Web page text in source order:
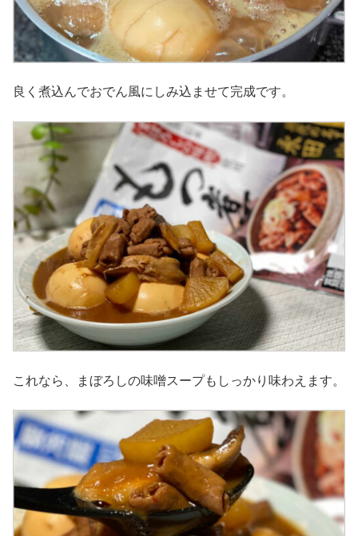
良く煮込んでおでん風にしみ込ませて完成です。
これなら、まぼろしの味噌スープもしっかり味わえます。